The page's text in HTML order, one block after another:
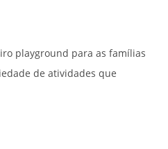
playground para as famílias
de atividades que